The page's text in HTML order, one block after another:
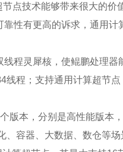
点技术能够带来很大的价
性有更高的诉求，通用计
程灵犀核，使鲲鹏处理器
程；支持通用计算超节
版本，分别是高性能版本
容器、大数据、数仓等场